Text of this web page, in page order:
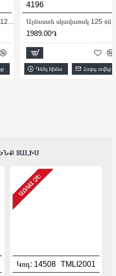
Անկյունային հղկող մեքենա 125մմ/1100Վտ
4196
Ալմաստե սկավառակ 125 մմ
1989.00֏
Գնել հիմա Հարց տվեք
ՏԱԼԻՍ
ԱՌԿԱ ՉԷ
Կոդ: 14508 TMLI2001